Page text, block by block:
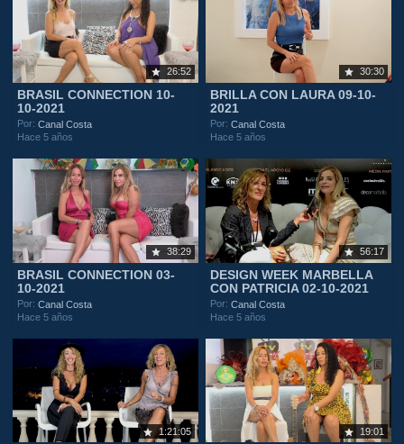
26:52
BRASIL CONNECTION 10-
10-2021
Por:Canal Costa
Hace 5 años
30:30
BRILLA CON LAURA 09-10-
2021
Por:Canal Costa
Hace 5 años
38:29
BRASIL CONNECTION 03-
10-2021
Por:Canal Costa
Hace 5 años
56:17
DESIGN WEEK MARBELLA
CON PATRICIA 02-10-2021
Por:Canal Costa
Hace 5 años
1:21:05 19:01